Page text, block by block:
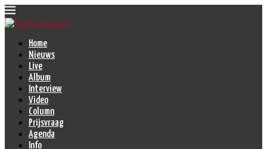
Home
Nieuws
Live
Album
Interview
Video
Column
Prijsvraag
Agenda
Info